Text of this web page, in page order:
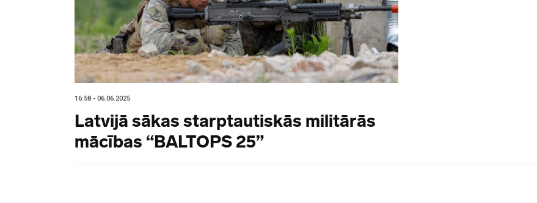
16:58 - 06.06.2025
Latvijā sākas starptautiskās militārās
mācības “BALTOPS 25”